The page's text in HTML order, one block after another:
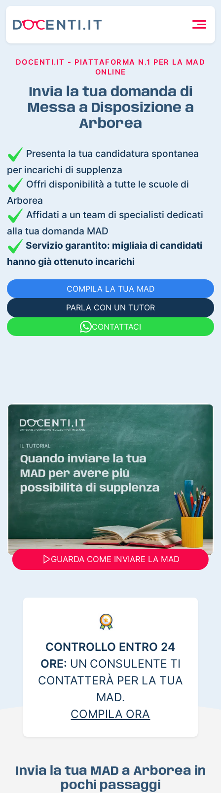
DOCENTI.IT - PIATTAFORMA N.1 PER LA MAD
ONLINE
Invia la tua domanda di
Messa a Disposizione a
Arborea
Presenta la tua candidatura spontanea
per incarichi di supplenza
Offri disponibilità a tutte le scuole di
Arborea
Affidati a un team di specialisti dedicati
alla tua domanda MAD
Servizio garantito: migliaia di candidati
hanno già ottenuto incarichi
COMPILA LA TUA MAD
PARLA CON UN TUTOR
CONTATTACI
GUARDA COME INVIARE LA MAD
CONTROLLO ENTRO 24
ORE: UN CONSULENTE TI
CONTATTERÀ PER LA TUA
MAD.
COMPILA ORA
Invia la tua MAD a Arborea in
pochi passaggi